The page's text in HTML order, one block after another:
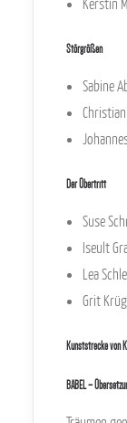
Kerstin
Störgrößen
Sabine
Der Übertritt
Suse
Iseult
Lea
Grit
Kunststrecke von
BABEL –